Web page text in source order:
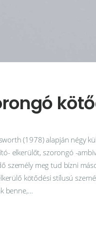
(1978) alapján négy
elkerülőt, szorongó -
személy meg tud bízni
kötődési stílusú
benne,…